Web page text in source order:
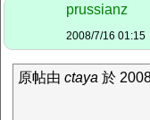
prussianz
2008/7/16 01:15
原帖由 ctaya 於